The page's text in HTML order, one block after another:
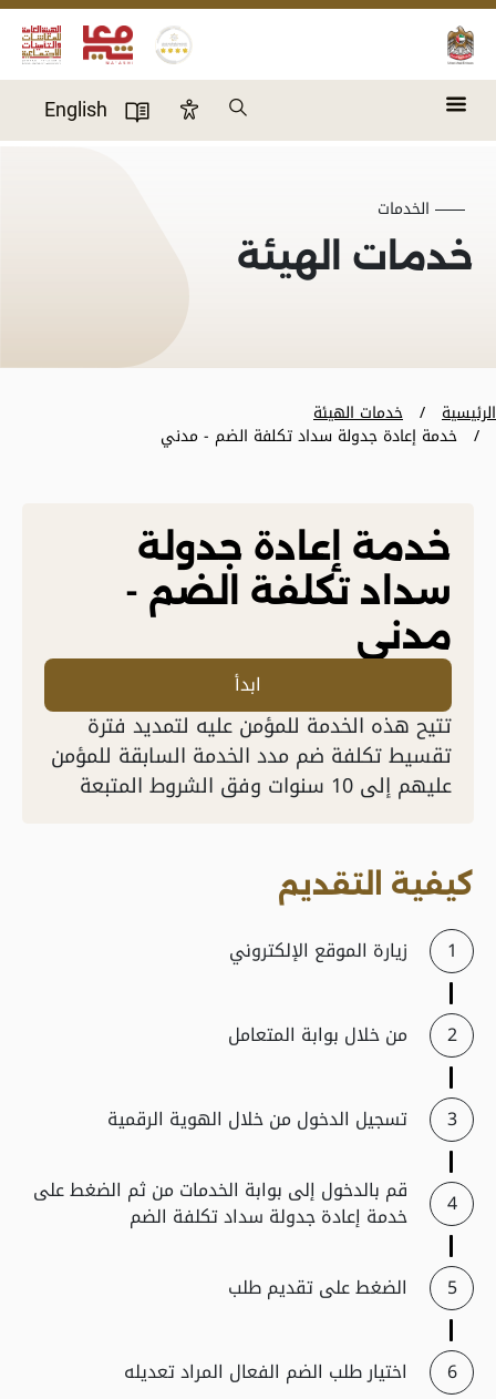
Skip to main content
Search
Accessibility Panel
User Directory
English
الخدمات
خدمات الهيئة
الرئيسية خدمات الهيئة
خدمة إعادة جدولة سداد تكلفة الضم - مدني
خدمة إعادة جدولة
سداد تكلفة الضم -
مدني
ابدأ
​تتيح هذه الخدمة للمؤمن عليه لتمديد فترة
تقسيط تكلفة ضم مدد الخدمة السابقة للمؤمن
عليهم إلى 10 سنوات وفق الشروط المتبعة
كيفية التقديم
زيارة الموقع الإلكتروني
من خلال بوابة المتعامل
تسجيل الدخول من خلال الهوية الرقمية
قم بالدخول إلى بوابة الخدمات من ثم الضغط على
خدمة إعادة جدولة سداد تكلفة الضم
الضغط على تقديم طلب
اختيار طلب الضم الفعال المراد تعديله